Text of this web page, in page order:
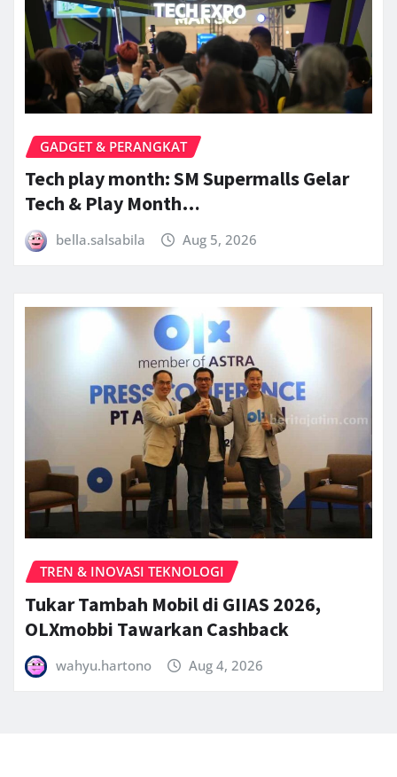
GADGET & PERANGKAT
Tech play month: SM Supermalls Gelar
Tech & Play Month…
bella.salsabila Aug 5, 2026
TREN & INOVASI TEKNOLOGI
Tukar Tambah Mobil di GIIAS 2026,
OLXmobbi Tawarkan Cashback
wahyu.hartono Aug 4, 2026